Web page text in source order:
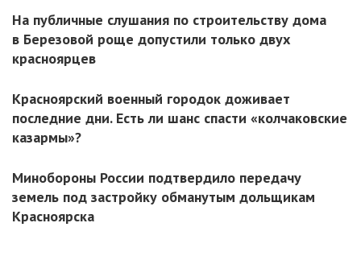
На публичные слушания по строительству дома
в Березовой роще допустили только двух
красноярцев
Красноярский военный городок доживает
последние дни. Есть ли шанс спасти «колчаковские
казармы»?
Минобороны России подтвердило передачу
земель под застройку обманутым дольщикам
Красноярска